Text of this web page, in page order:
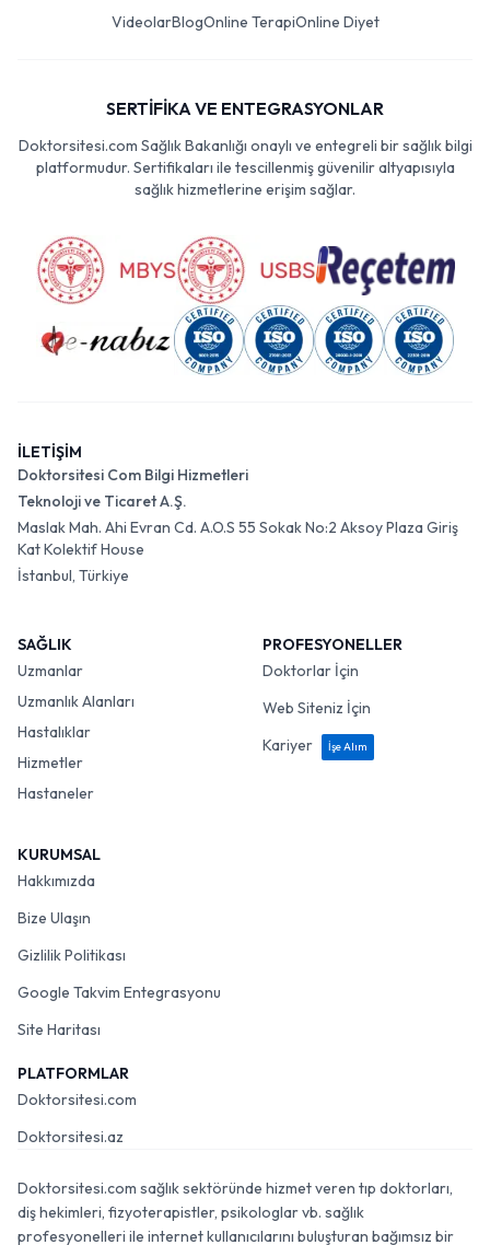
VideolarBlogOnline TerapiOnline Diyet
SERTİFİKA VE ENTEGRASYONLAR
Doktorsitesi.com Sağlık Bakanlığı onaylı ve entegreli bir sağlık bilgi
platformudur. Sertifikaları ile tescillenmiş güvenilir altyapısıyla
sağlık hizmetlerine erişim sağlar.
İLETİŞİM
Doktorsitesi Com Bilgi Hizmetleri
Teknoloji ve Ticaret A.Ş.
Maslak Mah. Ahi Evran Cd. A.O.S 55 Sokak No:2 Aksoy Plaza Giriş
Kat Kolektif House
İstanbul, Türkiye
SAĞLIK
Uzmanlar
Uzmanlık Alanları
Hastalıklar
Hizmetler
Hastaneler
PROFESYONELLER
Doktorlar İçin
Web Siteniz İçin
Kariyer
İşe Alım
KURUMSAL
Hakkımızda
Bize Ulaşın
Gizlilik Politikası
Google Takvim Entegrasyonu
Site Haritası
PLATFORMLAR
Doktorsitesi.com
Doktorsitesi.az
Doktorsitesi.com sağlık sektöründe hizmet veren tıp doktorları,
diş hekimleri, fizyoterapistler, psikologlar vb. sağlık
profesyonelleri ile internet kullanıcılarını buluşturan bağımsız bir